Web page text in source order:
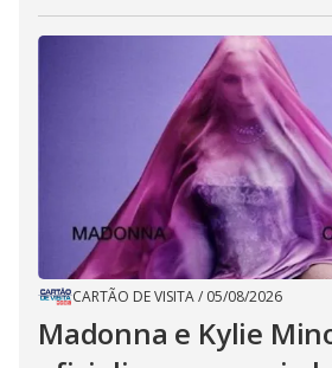
CARTÃO DE VISITA/ 05/08/2026
Madonna e Kylie